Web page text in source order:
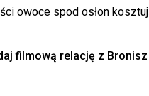
owoce spod osłon
filmową relację z